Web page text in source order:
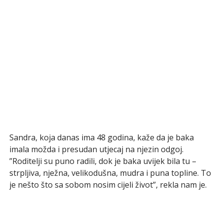
Sandra, koja danas ima 48 godina, kaže da je baka
imala možda i presudan utjecaj na njezin odgoj.
”Roditelji su puno radili, dok je baka uvijek bila tu –
strpljiva, nježna, velikodušna, mudra i puna topline. To
je nešto što sa sobom nosim cijeli život”, rekla nam je.